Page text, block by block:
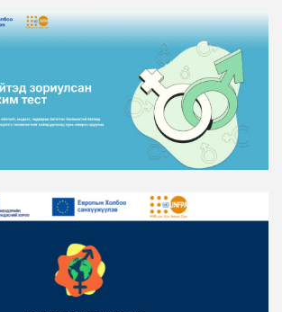
ҮНДЭСНИЙ ХОРООНЫ АЖЛЫН АЛБАНЫ
ХОТ БАЙГУУЛАЛТ, БАРИЛГА, ОРОН
ЯАМАНД АЖИЛЛАВ
2026-02-16
ЭРХ ТЭГШ БАЙДЛЫГ ХАНГАХ ҮЙЛ
ЭРЧИМЖҮҮЛЭХ САРЫН ХУВААРЬТАЙ
2026-02-16
ЗАМ ТЭЭВРИЙН ЯАМАНД АЖИЛЛАВ
ҮНДЭСНИЙ ХОРООНЫ АЖЛЫН АЛБАНЫ
БАТЛАН ХАМГААЛАХ ЯАМАНД